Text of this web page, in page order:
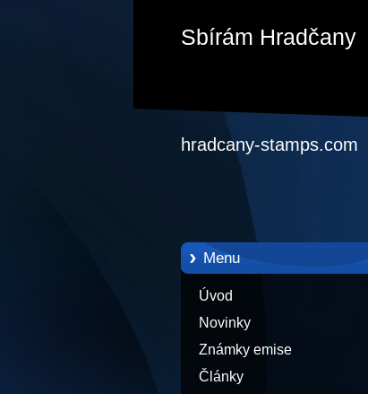
Sbírám Hradčany
hradcany-stamps.com
Menu
Úvod
Novinky
Známky emise
Články